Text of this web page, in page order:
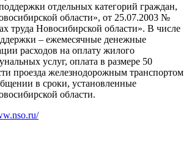
отдельных категорий граждан,
области», от 25.07.2003 №
труда Новосибирской области». В числе
– ежемесячные денежные
расходов на оплату жилого
услуг, оплата в размере 50
проезда железнодорожным транспортом
в сроки, установленные
области.